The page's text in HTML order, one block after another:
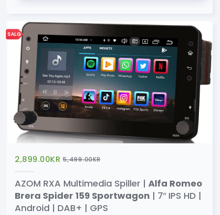
SALG
2,899.00KR 5,499.00KR
AZOM RXA Multimedia Spiller | Alfa Romeo
Brera Spider 159 Sportwagon | 7″ IPS HD |
Android | DAB+ | GPS